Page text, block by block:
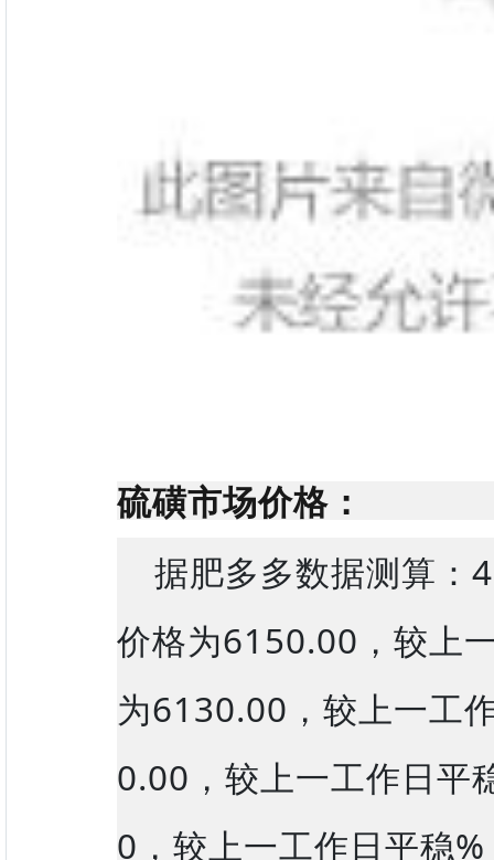
硫磺市场价格：
据肥多多数据测算：
价格为6150.00，较上
为6130.00，较上一工
0.00，较上一工作日平
0，较上一工作日平稳